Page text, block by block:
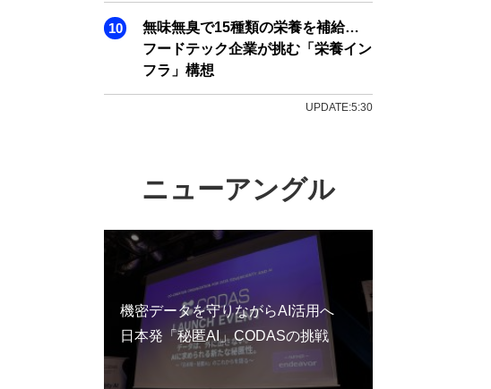
無味無臭で15種類の栄養を補給…
フードテック企業が挑む「栄養イン
フラ」構想
UPDATE:5:30
ニューアングル
機密データを守りながらAI活用へ
日本発「秘匿AI」CODASの挑戦